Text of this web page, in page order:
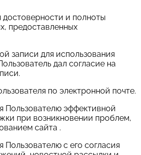
достоверности и полноты
предоставленных
записи для использования
дал согласие на
по электронной почте.
Пользователю эффективной
при возникновении проблем,
сайта .
Пользователю с его согласия